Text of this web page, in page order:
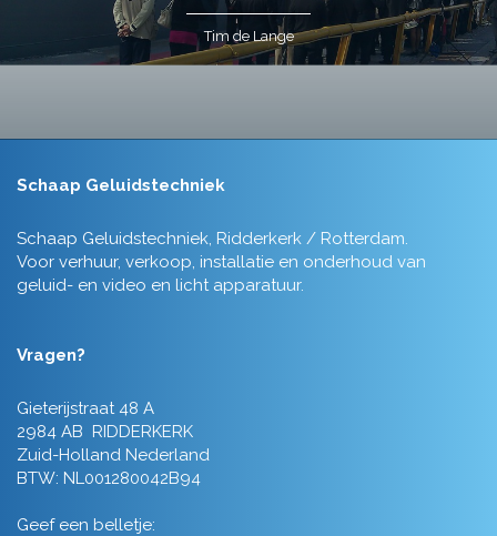
Tim de Lange
Schaap Geluidstechniek
Schaap Geluidstechniek, Ridderkerk / Rotterdam.
Voor verhuur, verkoop, installatie en onderhoud van
geluid- en video en licht apparatuur.
Vragen?
Gieterijstraat 48 A
2984 AB RIDDERKERK
Zuid-Holland Nederland
BTW: NL001280042B94
Geef een belletje: